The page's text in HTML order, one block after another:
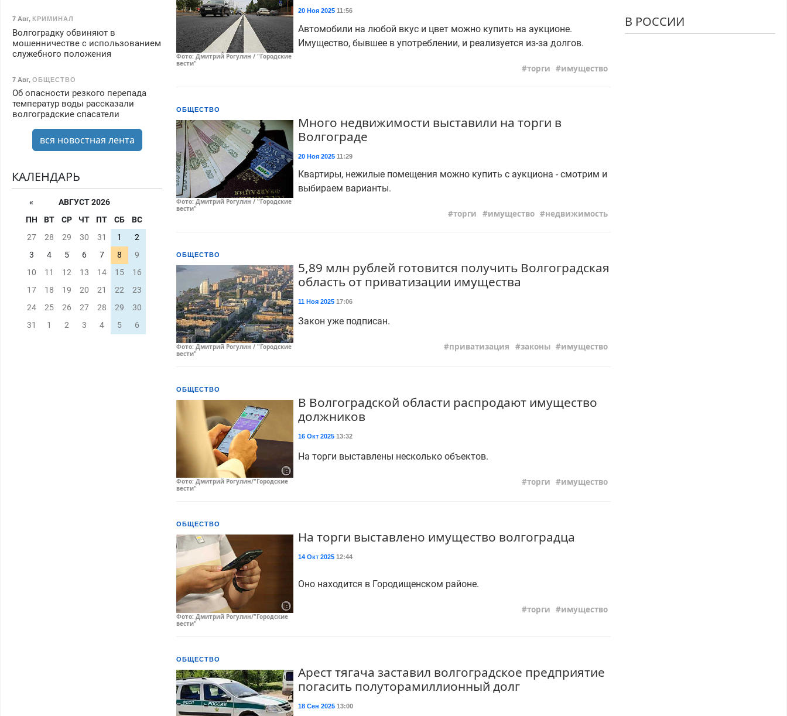
Фото: Дмитрий Рогулин / "Городские
вести"
20 Ноя 2025 11:56
Автомобили на любой вкус и цвет можно купить на аукционе.
Имущество, бывшее в употреблении, и реализуется из-за долгов.
торги имущество
ОБЩЕСТВО
Фото: Дмитрий Рогулин / "Городские
вести"
Много недвижимости выставили на торги в
Волгограде
20 Ноя 2025 11:29
Квартиры, нежилые помещения можно купить с аукциона - смотрим и
выбираем варианты.
торги имущество недвижимость
ОБЩЕСТВО
Фото: Дмитрий Рогулин / "Городские
вести"
5,89 млн рублей готовится получить Волгоградская
область от приватизации имущества
11 Ноя 2025 17:06
Закон уже подписан.
приватизация законы имущество
ОБЩЕСТВО
Фото: Дмитрий Рогулин/"Городские
вести"
В Волгоградской области распродают имущество
должников
16 Окт 2025 13:32
На торги выставлены несколько объектов.
торги имущество
ОБЩЕСТВО
Фото: Дмитрий Рогулин/"Городские
вести"
На торги выставлено имущество волгоградца
14 Окт 2025 12:44
Оно находится в Городищенском районе.
торги имущество
ОБЩЕСТВО
Арест тягача заставил волгоградское предприятие
погасить полуторамиллионный долг
18 Сен 2025 13:00
7 Авг, КРИМИНАЛ
Волгоградку обвиняют в
мошенничестве с использованием
служебного положения
7 Авг, ОБЩЕСТВО
Об опасности резкого перепада
температур воды рассказали
волгоградские спасатели
вся новостная лента
КАЛЕНДАРЬ
«
АВГУСТ 2026
ПН
ВТ СР ЧТ ПТ СБ
ВС
27
28 29 30 31 1
2
3
4 5 6 7 8
9
10
11 12 13 14 15
16
17
18 19 20 21 22
23
24
25 26 27 28 29
30
31
1 2 3 4 5 6
В РОССИИ